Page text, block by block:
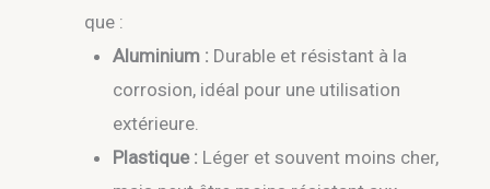
que :
Aluminium : Durable et résistant à la
corrosion, idéal pour une utilisation
extérieure.
Plastique : Léger et souvent moins cher,